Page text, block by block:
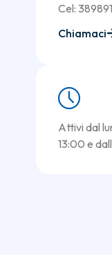
Cel:
Chiamaci
Attivi dal
13:00 e